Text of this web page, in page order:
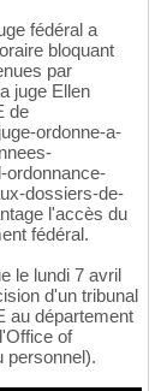
fédéral a
bloquant
par
juge Ellen
de
ordonne-a-
ordonnance-
dossiers-de-
l'accès du
fédéral.
le lundi 7 avril
d'un tribunal
au département
of
personnel).